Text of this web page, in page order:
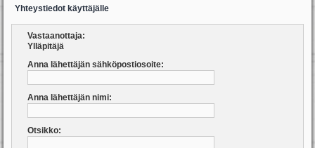
Yhteystiedot käyttäjälle
Vastaanottaja:
Ylläpitäjä
Anna lähettäjän sähköpostiosoite:
Anna lähettäjän nimi:
Otsikko: